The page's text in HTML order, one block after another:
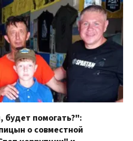
помогать?":
о совместной